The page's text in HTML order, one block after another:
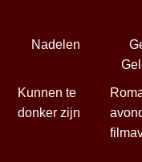
Nadelen
Kunnen te
donker zijn